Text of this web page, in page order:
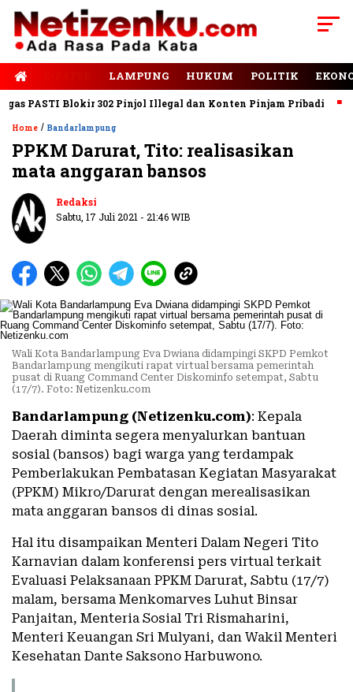
LAMPUNG HUKUM POLITIK
PASTI Blokir 302 Pinjol Illegal dan Konten Pinjam Pribadi
Home / Bandarlampung
PPKM Darurat, Tito: realisasikan
mata anggaran bansos
Redaksi
Sabtu, 17 Juli 2021 - 21:46 WIB
Wali Kota Bandarlampung Eva Dwiana didampingi SKPD Pemkot
Bandarlampung mengikuti rapat virtual bersama pemerintah
pusat di Ruang Command Center Diskominfo setempat, Sabtu
(17/7). Foto: Netizenku.com
Bandarlampung (Netizenku.com): Kepala
Daerah diminta segera menyalurkan bantuan
sosial (bansos) bagi warga yang terdampak
Pemberlakukan Pembatasan Kegiatan Masyarakat
(PPKM) Mikro/Darurat dengan merealisasikan
mata anggaran bansos di dinas sosial.
Hal itu disampaikan Menteri Dalam Negeri Tito
Karnavian dalam konferensi pers virtual terkait
Evaluasi Pelaksanaan PPKM Darurat, Sabtu (17/7)
malam, bersama Menkomarves Luhut Binsar
Panjaitan, Menteria Sosial Tri Rismaharini,
Menteri Keuangan Sri Mulyani, dan Wakil Menteri
Kesehatan Dante Saksono Harbuwono.